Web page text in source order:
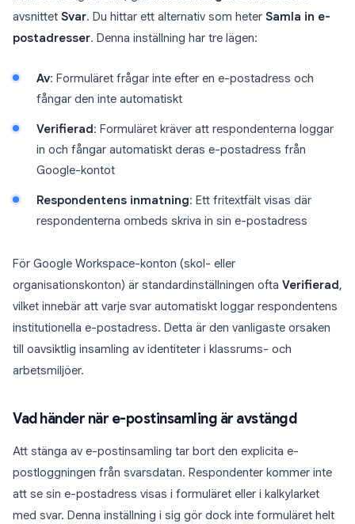
avsnittet Svar. Du hittar ett alternativ som heter Samla in e-
postadresser. Denna inställning har tre lägen:
Av: Formuläret frågar inte efter en e-postadress och
fångar den inte automatiskt
Verifierad: Formuläret kräver att respondenterna loggar
in och fångar automatiskt deras e-postadress från
Google-kontot
Respondentens inmatning: Ett fritextfält visas där
respondenterna ombeds skriva in sin e-postadress
För Google Workspace-konton (skol- eller
organisationskonton) är standardinställningen ofta Verifierad,
vilket innebär att varje svar automatiskt loggar respondentens
institutionella e-postadress. Detta är den vanligaste orsaken
till oavsiktlig insamling av identiteter i klassrums- och
arbetsmiljöer.
Vad händer när e-postinsamling är avstängd
Att stänga av e-postinsamling tar bort den explicita e-
postloggningen från svarsdatan. Respondenter kommer inte
att se sin e-postadress visas i formuläret eller i kalkylarket
med svar. Denna inställning i sig gör dock inte formuläret helt